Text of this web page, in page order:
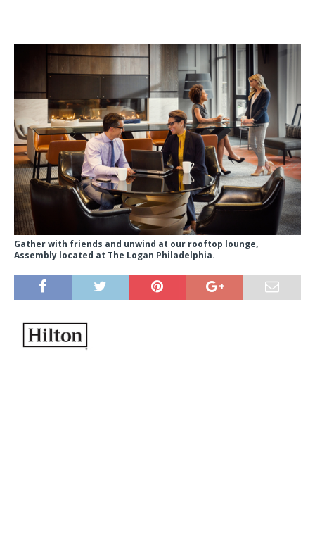
Gather with friends and unwind at our rooftop lounge,
Assembly located at The Logan Philadelphia.